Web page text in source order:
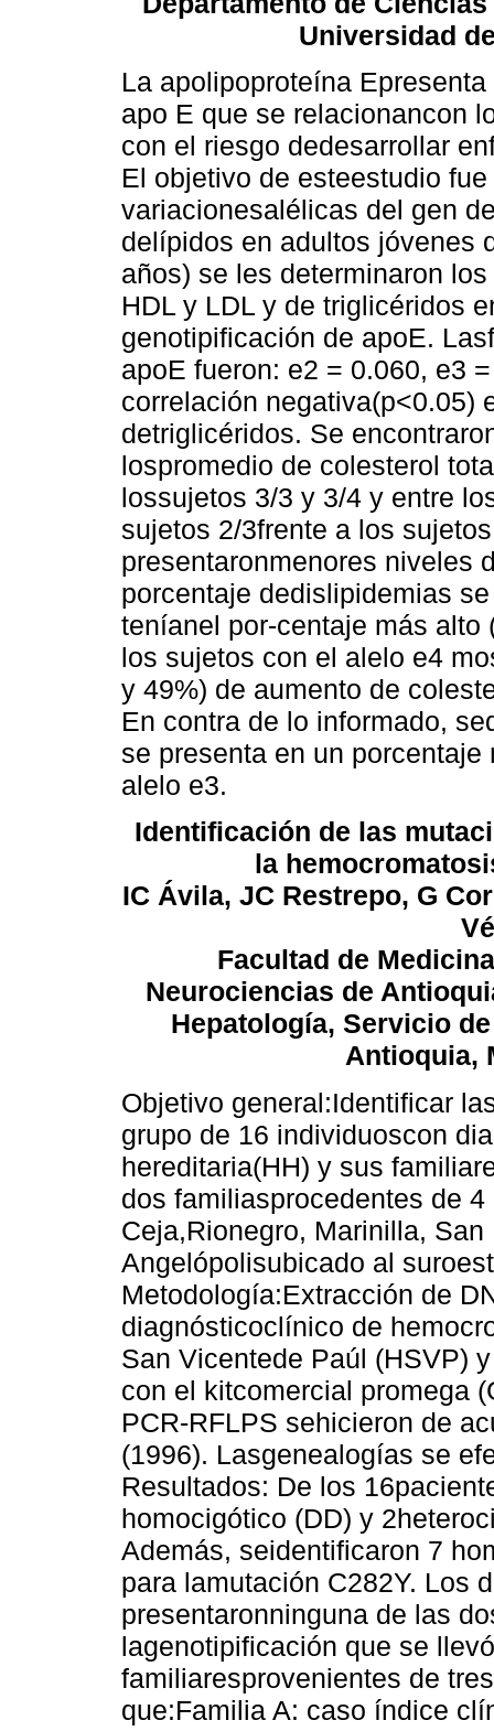
Universidad
La apolipoproteína
apo E que se relacionancon
con el riesgo dedesarrollar
El objetivo de esteestudio
variacionesalélicas del gen
delípidos en adultos jóvenes
años) se les determinaron
HDL y LDL y de triglicéridos
genotipificación de apoE.
apoE fueron: e2 = 0.060, e3
correlación negativa(p<0.05)
detriglicéridos. Se
lospromedio de colesterol
lossujetos 3/3 y 3/4 y entre
sujetos 2/3frente a los
presentaronmenores niveles
porcentaje dedislipidemias
teníanel por-centaje más alto
los sujetos con el alelo e4
y 49%) de aumento de
En contra de lo informado,
se presenta en un
alelo e3.
Identificación de las
la
IC Ávila, JC Restrepo, G
Facultad de
Neurociencias de
Hepatología, Servicio
Antioquia,
Objetivo general:Identificar
grupo de 16 individuoscon
hereditaria(HH) y sus
dos familiasprocedentes de
Ceja,Rionegro, Marinilla,
Angelópolisubicado al
Metodología:Extracción de
diagnósticoclínico de
San Vicentede Paúl (HSVP)
con el kitcomercial promega
PCR-RFLPS sehicieron de
(1996). Lasgenealogías se
Resultados: De los
homocigótico (DD) y
Además, seidentificaron 7
para lamutación C282Y. Los
presentaronninguna de las
lagenotipificación que se
familiaresprovenientes de
que:Familia A: caso índice